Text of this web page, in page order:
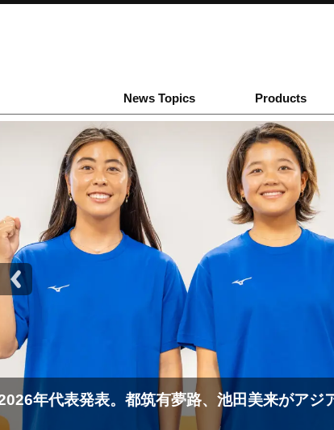
News Topics Products
アジア競技大会の意気込み
世界ランキ
直後の独占